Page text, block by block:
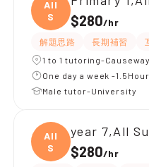
All
S
$280/hr
解題思路 長期補習
1 to 1 tutoring-
One day a week -
Male tutor-University
All
S
year 7,All
$280/hr